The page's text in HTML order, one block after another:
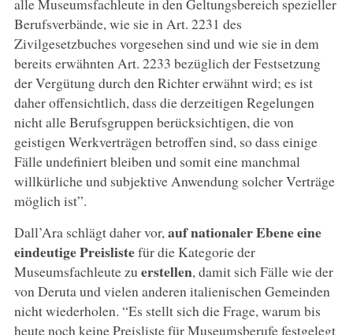
Berufsverbände, wie sie in Art. 2231 des
Zivilgesetzbuches vorgesehen sind und wie sie in dem
bereits erwähnten Art. 2233 bezüglich der Festsetzung
der Vergütung durch den Richter erwähnt wird; es ist
daher offensichtlich, dass die derzeitigen Regelungen
nicht alle Berufsgruppen berücksichtigen, die von
geistigen Werkverträgen betroffen sind, so dass einige
Fälle undefiniert bleiben und somit eine manchmal
willkürliche und subjektive Anwendung solcher Verträge
möglich ist”.
Dall’Ara schlägt daher vor, auf nationaler Ebene eine
eindeutige Preislistefür die Kategorie der
Museumsfachleute zu erstellen, damit sich Fälle wie der
von Deruta und vielen anderen italienischen Gemeinden
nicht wiederholen. “Es stellt sich die Frage, warum bis
heute noch keine Preisliste für Museumsberufe festgelegt